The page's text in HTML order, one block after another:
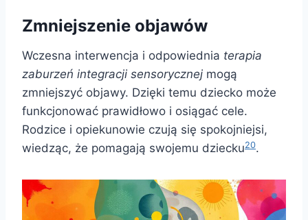
Zmniejszenie objawów
Wczesna interwencja i odpowiednia terapia
zaburzeń integracji sensorycznej mogą
zmniejszyć objawy. Dzięki temu dziecko może
funkcjonować prawidłowo i osiągać cele.
Rodzice i opiekunowie czują się spokojniejsi,
wiedząc, że pomagają swojemu dziecku20.